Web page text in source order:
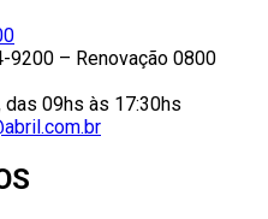
9200 – Renovação 0800
das 09hs às 17:30hs